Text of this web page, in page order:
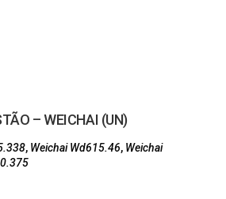
– WEICHAI (UN)
, Weichai Wd615.46, Weichai